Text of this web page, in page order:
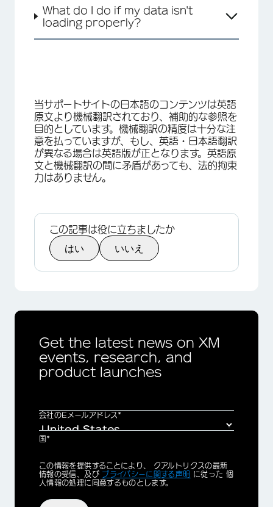
What do I do if my data isn't
loading properly?
当サポートサイトの日本語のコンテンツは英語
原文より機械翻訳されており、補助的な参照を
目的としています。機械翻訳の精度は十分な注
意を払っていますが、もし、英語・日本語翻訳
が異なる場合は英語版が正となります。英語原
文と機械翻訳の間に矛盾があっても、法的拘束
力はありません。
この記事は役に立ちましたか
はい いいえ
Get the latest news on XM
events, research, and
product launches
会社のEメールアドレス*
国*
Privacy
Optin
この情報を提供することにより、 クアルトリクスの最新
情報の受信、及び プライバシーに関する声明 に従った 個
人情報の処理に同意するものとします。